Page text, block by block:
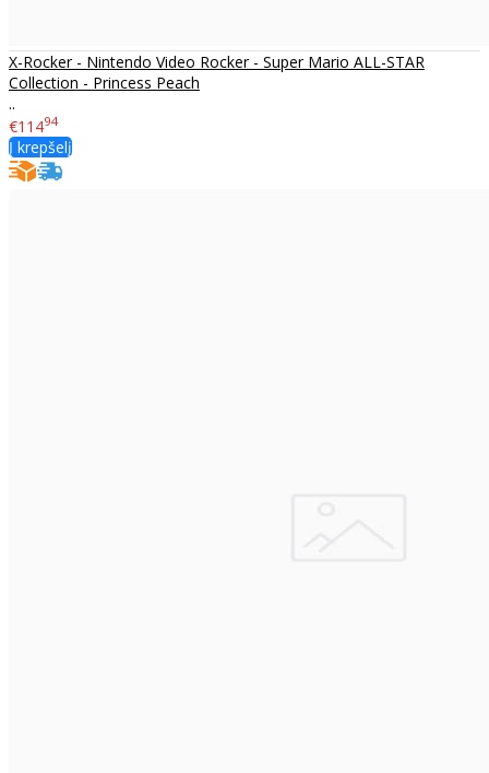
X-Rocker - Nintendo Video Rocker - Super Mario ALL-STAR
Collection - Princess Peach
..
€11494
Į krepšelį